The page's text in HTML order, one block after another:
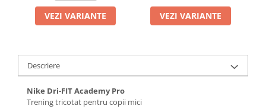
VEZI VARIANTE VEZI VARIANTE
Descriere
Nike Dri-FIT Academy Pro
Trening tricotat pentru copii mici